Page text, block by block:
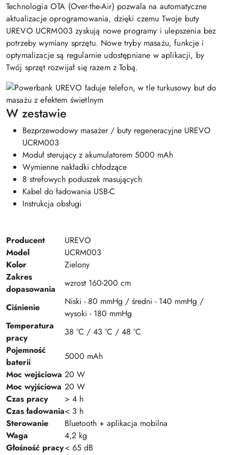
Technologia OTA (Over-the-Air) pozwala na automatyczne
aktualizacje oprogramowania, dzięki czemu Twoje buty
UREVO UCRM003 zyskują nowe programy i ulepszenia bez
potrzeby wymiany sprzętu. Nowe tryby masażu, funkcje i
optymalizacje są regularnie udostępniane w aplikacji, by
Twój sprzęt rozwijał się razem z Tobą.
W zestawie
Bezprzewodowy masażer / buty regeneracyjne UREVO
UCRM003
Moduł sterujący z akumulatorem 5000 mAh
Wymienne nakładki chłodzące
8 strefowych poduszek masujących
Kabel do ładowania USB-C
Instrukcja obsługi
Producent
UREVO
Model
UCRM003
Kolor
Zielony
Zakres
dopasowania
wzrost 160-200 cm
Ciśnienie
Niski - 80 mmHg / średni - 140 mmHg /
wysoki - 180 mmHg
Temperatura
pracy
38 °C / 43 °C / 48 °C
Pojemność
baterii
5000 mAh
Moc wejściowa 20 W
Moc wyjściowa 20 W
Czas pracy
> 4 h
Czas ładowania< 3 h
Sterowanie
Bluetooth + aplikacja mobilna
Waga
4,2 kg
Głośność pracy< 65 dB